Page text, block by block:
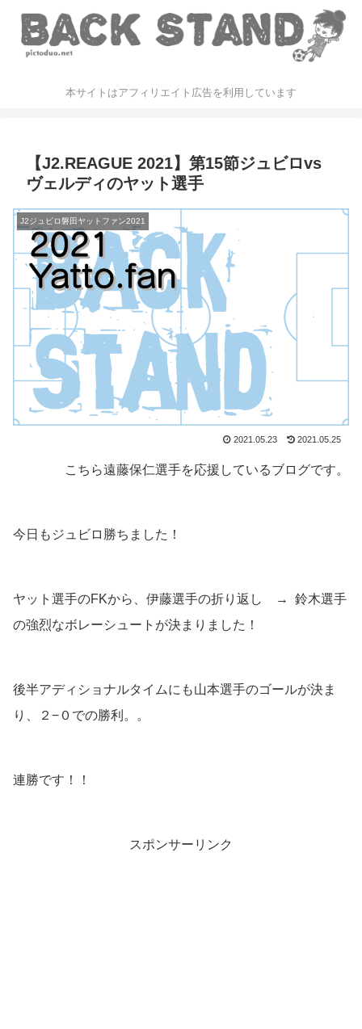
本サイトはアフィリエイト広告を利用しています
【J2.REAGUE 2021】第15節ジュビロvs
ヴェルディのヤット選手
J2ジュビロ磐田ヤットファン2021
2021.05.23 2021.05.25
こちら遠藤保仁選手を応援しているブログです。
今日もジュビロ勝ちました！
ヤット選手のFKから、伊藤選手の折り返し → 鈴木選手
の強烈なボレーシュートが決まりました！
後半アディショナルタイムにも山本選手のゴールが決ま
り、２−０での勝利。。
連勝です！！
スポンサーリンク